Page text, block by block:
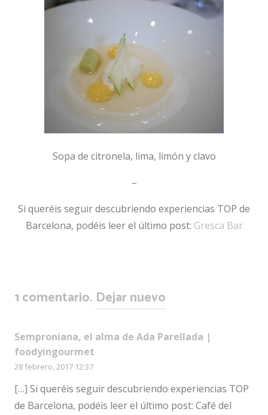
Sopa de citronela, lima, limón y clavo
–
Si queréis seguir descubriendo experiencias TOP de
Barcelona, podéis leer el último post: Gresca Bar
1comentario. Dejar nuevo
Semproniana, el alma de Ada Parellada |
foodyingourmet
28 febrero, 2017 12:37
[…] Si queréis seguir descubriendo experiencias TOP
de Barcelona, podéis leer el último post: Café del